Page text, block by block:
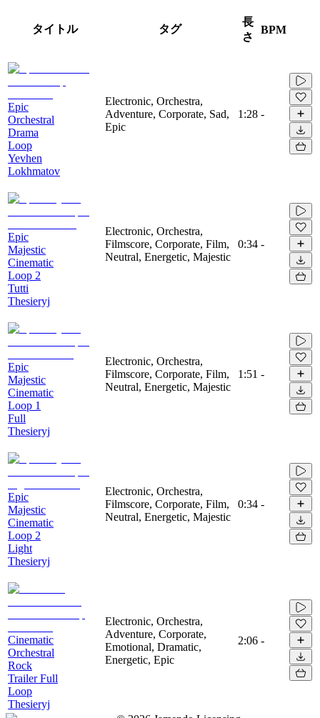
タイトル タグ
長
さ
BPM
Epic
Orchestral
Drama
Loop
Yevhen
Lokhmatov
Electronic, Orchestra,
Adventure, Corporate, Sad,
Epic
1:28 -
Epic
Majestic
Cinematic
Loop 2
Tutti
Thesieryj
Electronic, Orchestra,
Filmscore, Corporate, Film,
Neutral, Energetic, Majestic
0:34 -
Epic
Majestic
Cinematic
Loop 1
Full
Thesieryj
Electronic, Orchestra,
Filmscore, Corporate, Film,
Neutral, Energetic, Majestic
1:51 -
Epic
Majestic
Cinematic
Loop 2
Light
Thesieryj
Electronic, Orchestra,
Filmscore, Corporate, Film,
Neutral, Energetic, Majestic
0:34 -
Cinematic
Orchestral
Rock
Trailer Full
Loop
Thesieryj
Electronic, Orchestra,
Adventure, Corporate,
Emotional, Dramatic,
Energetic, Epic
2:06 -